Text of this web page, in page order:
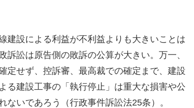
建設による利益が不利益よりも大きいことは
訟は原告側の敗訴の公算が大きい。万一、
定せず、控訴審、最高裁での確定まで、建設
る建設工事の「執行停止」は重大な損害や公
いであろう（行政事件訴訟法25条）。